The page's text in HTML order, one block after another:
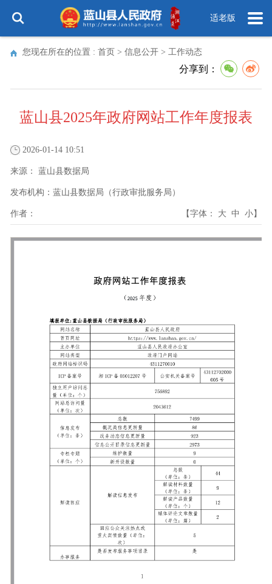
适老版
您现在所在的位置 : 首页 > 信息公开 > 工作动态
分享到：
蓝山县2025年政府网站工作年度报表
2026-01-14 10:51
来源： 蓝山县数据局
发布机构： 蓝山县数据局（行政审批服务局）
作者： 【字体： 大 中 小】